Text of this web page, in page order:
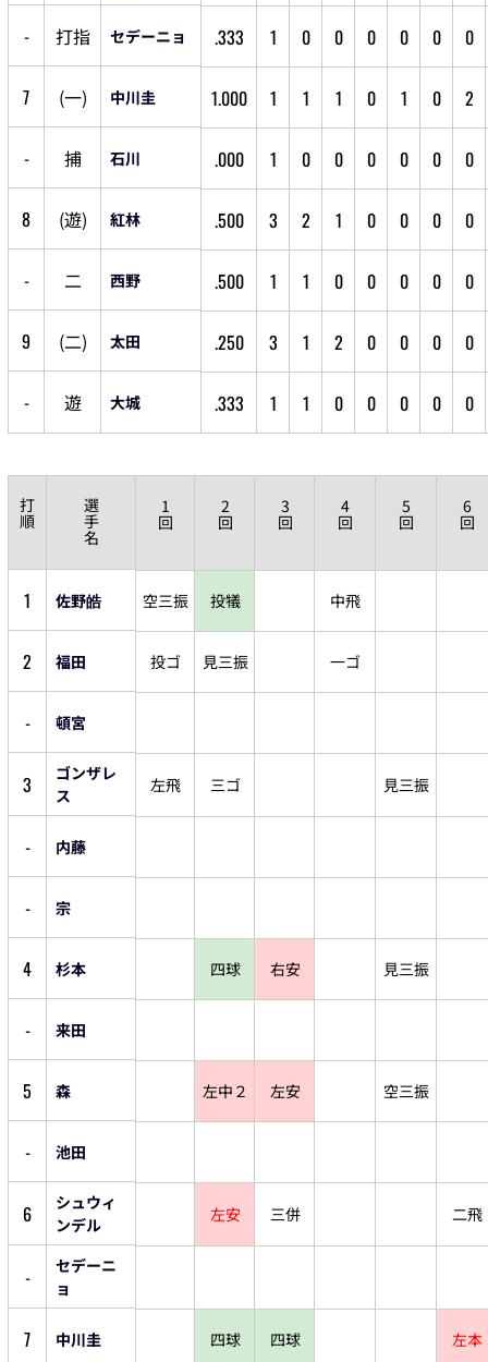
- 打指 セデーニョ .333 1 0 0 0 0 0 0
7 (一) 中川圭 1.000 1 1 1 0 1 0 2
- 捕 石川 .000 1 0 0 0 0 0 0
8 (遊) 紅林 .500 3 2 1 0 0 0 0
- 二 西野 .500 1 1 0 0 0 0 0
9 (二) 太田 .250 3 1 2 0 0 0 0
- 遊 大城 .333 1 1 0 0 0 0 0
打
順
選
手
名
1
回
2
回
3
回
4
回
5
回
6
回
1 佐野皓 空三振 投犠 中飛
2 福田 投ゴ 見三振 一ゴ
- 頓宮
3
ゴンザレ
ス
左飛 三ゴ 見三振
- 内藤
- 宗
4 杉本 四球 右安 見三振
- 来田
5 森 左中２ 左安 空三振
- 池田
6
シュウィ
ンデル
左安 三併 二飛
-
セデーニ
ョ
7 中川圭 四球 四球 左本